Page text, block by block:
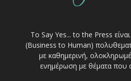
Το Say Yes... to the Press
(Business to Human)
με καθημερινή,
ενημέρωση με θέματα που